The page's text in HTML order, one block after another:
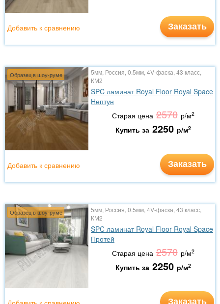
Заказать
Добавить к сравнению
Образец в шоу-руме
5мм, Россия, 0.5мм, 4V-фаска, 43 класс,
КМ2
SPC ламинат Royal Floor Royal Space
Нептун
Старая цена 2570 р/м2
Купить за 2250 р/м2
Заказать
Добавить к сравнению
Образец в шоу-руме
5мм, Россия, 0.5мм, 4V-фаска, 43 класс,
КМ2
SPC ламинат Royal Floor Royal Space
Протей
Старая цена 2570 р/м2
Купить за 2250 р/м2
Заказать